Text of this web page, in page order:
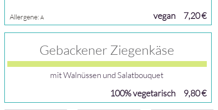
vegan 7,20 €
Allergene: A
Gebackener Ziegenkäse
mit Walnüssen und Salatbouquet
100% vegetarisch 9,80 €